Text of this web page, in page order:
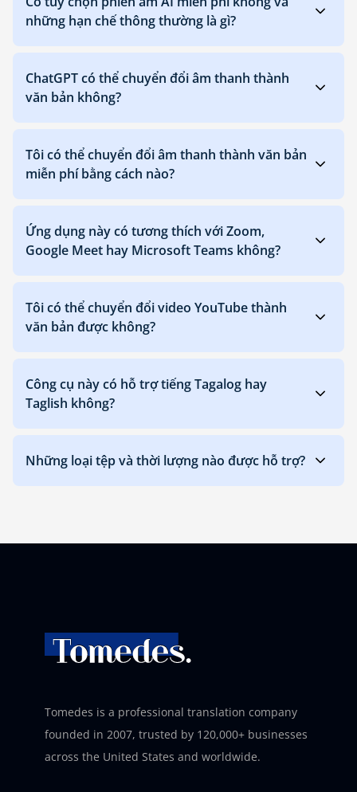
những hạn chế thông thường là gì?
ChatGPT có thể chuyển đổi âm thanh thành
văn bản không?
Tôi có thể chuyển đổi âm thanh thành văn bản
miễn phí bằng cách nào?
Ứng dụng này có tương thích với Zoom,
Google Meet hay Microsoft Teams không?
Tôi có thể chuyển đổi video YouTube thành
văn bản được không?
Công cụ này có hỗ trợ tiếng Tagalog hay
Taglish không?
Những loại tệp và thời lượng nào được hỗ trợ?
Tomedes is a professional translation company
founded in 2007, trusted by 120,000+ businesses
across the United States and worldwide.